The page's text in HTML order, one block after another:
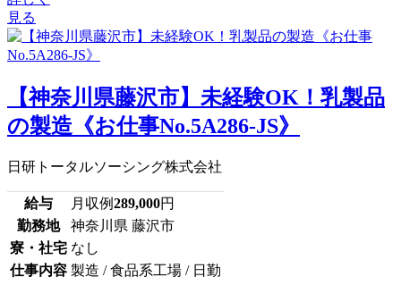
見る
【神奈川県藤沢市】未経験OK！乳製品
の製造《お仕事No.5A286-JS》
日研トータルソーシング株式会社
給与 月収例289,000円
勤務地
神奈川県 藤沢市
寮・社宅 なし
仕事内容 製造 / 食品系工場 / 日勤